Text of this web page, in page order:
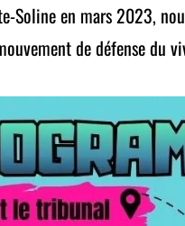
Soline en mars 2023,
de défense du